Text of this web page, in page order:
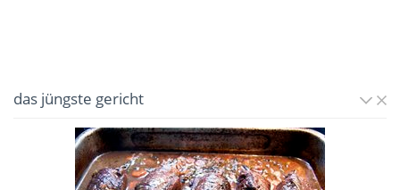
das jüngste gericht